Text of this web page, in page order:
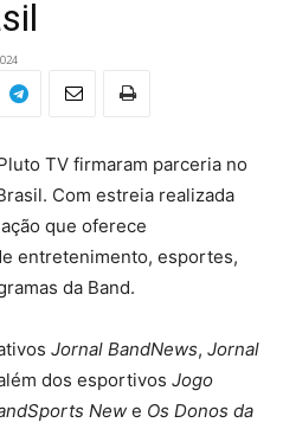
TV firmaram parceria no
Com estreia realizada
que oferece
entretenimento, esportes,
da Band.
Jornal BandNews, Jornal
dos esportivos Jogo
New e Os Donos da